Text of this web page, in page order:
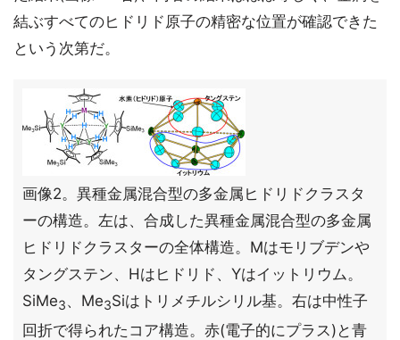
結ぶすべてのヒドリド原子の精密な位置が確認できた
という次第だ。
画像2。異種金属混合型の多金属ヒドリドクラスタ
ーの構造。左は、合成した異種金属混合型の多金属
ヒドリドクラスターの全体構造。Mはモリブデンや
タングステン、Hはヒドリド、Yはイットリウム。
SiMe3、Me3Siはトリメチルシリル基。右は中性子
回折で得られたコア構造。赤(電子的にプラス)と青